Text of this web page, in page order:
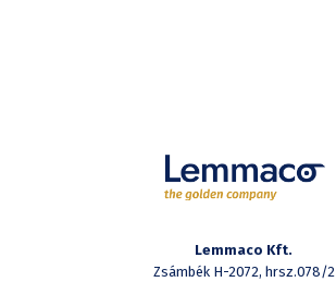
Lemmaco Kft.
Zsámbék H-2072, hrsz.078/2